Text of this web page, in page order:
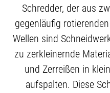
Schredder, der aus
gegenläufig
Wellen sind
zu zerkleinernde
und Zerreißen in
aufspalten. Diese